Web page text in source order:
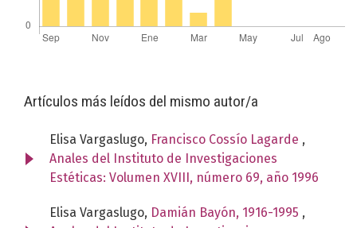
Artículos más leídos del mismo autor/a
Elisa Vargaslugo, Francisco Cossío Lagarde ,
Anales del Instituto de Investigaciones
Estéticas: Volumen XVIII, número 69, año 1996
Elisa Vargaslugo, Damián Bayón, 1916-1995 ,